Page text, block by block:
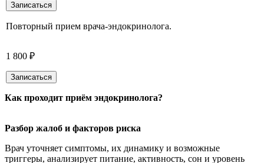
Записаться
Повторный прием врача-эндокринолога.
1 800 ₽
Записаться
Как проходит приём эндокринолога?
Разбор жалоб и факторов риска
Врач уточняет симптомы, их динамику и возможные
триггеры, анализирует питание, активность, сон и уровень